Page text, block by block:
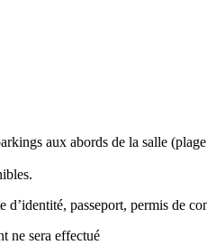
aux abords de la salle
passeport, permis de
ne sera effectué